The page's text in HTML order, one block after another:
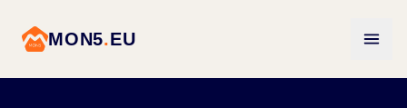
MON5.EU